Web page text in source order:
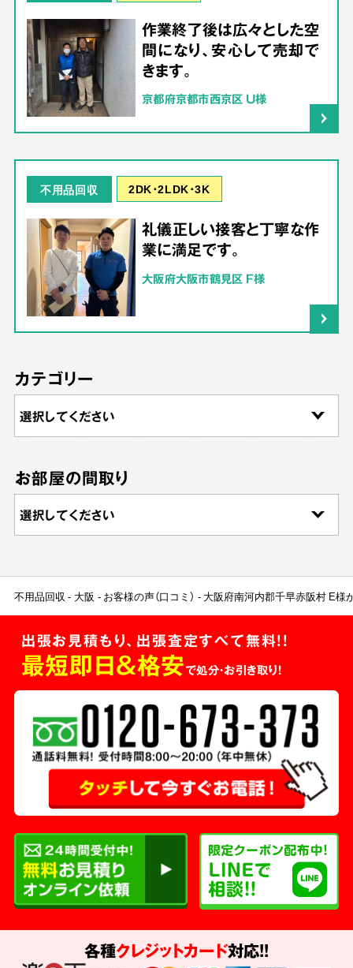
作業終了後は広々とした空
間になり、安心して売却で
きます。
京都府京都市西京区 U様
不用品回収 2DK･2LDK･3K
礼儀正しい接客と丁寧な作
業に満足です。
大阪府大阪市鶴見区 F様
カテゴリー
お部屋の間取り
不用品回収 大阪 お客様の声（口コミ） 大阪府南河内郡千早赤阪村 E様
出張お見積もり、出張査定すべて無料!!
最短即日＆格安で処分・お引き取り！
各種クレジットカード対応!!